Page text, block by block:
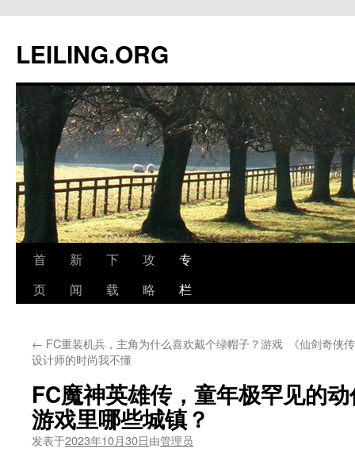
文
LEILING.ORG
首
页
新
闻
下
载
攻
略
专
栏
← FC重装机兵，主角为什么喜欢戴个绿帽子？游戏
设计师的时尚我不懂
《仙剑奇侠
FC魔神英雄传，童年极罕见的
游戏里哪些城镇？
发表于2023年10月30日由管理员